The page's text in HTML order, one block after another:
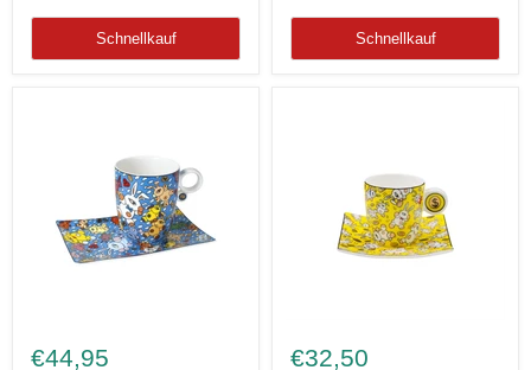
Schnellkauf Schnellkauf
mit
€44,95
Mauro
€32,50